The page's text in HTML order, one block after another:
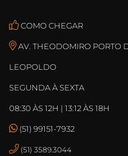
COMO CHEGAR
AV. THEODOMIRO PORTO
LEOPOLDO
SEGUNDA À SEXTA
08:30 ÀS 12H | 13:12 ÀS 18H
(51) 99151-7932
(51) 3589.3044